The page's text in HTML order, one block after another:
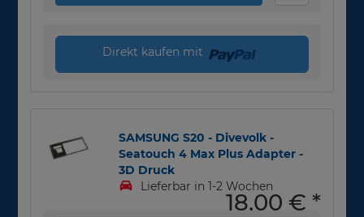
Direkt kaufen mit
SAMSUNG S20 - Divevolk -
Seatouch 4 Max Plus Adapter -
3D Druck
Lieferbar in 1-2 Wochen
18,00 € *